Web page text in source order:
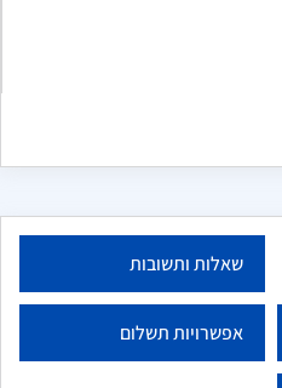
שאלות ותשובות
אפשרויות תשלום